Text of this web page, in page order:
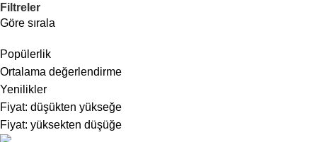
Filtreler
Göre sırala
Popülerlik
Ortalama değerlendirme
Yenilikler
Fiyat: düşükten yükseğe
Fiyat: yüksekten düşüğe